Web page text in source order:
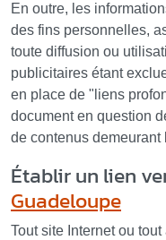
En outre, les
des fins personnelles,
toute diffusion ou
publicitaires étant
en place de "liens
document en question
de contenus
Établir un lien
Guadeloupe
Tout site Internet ou